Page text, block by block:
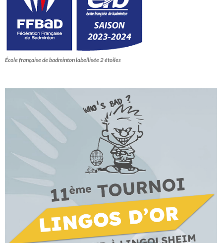
École française de badminton labellisée 2 étoiles